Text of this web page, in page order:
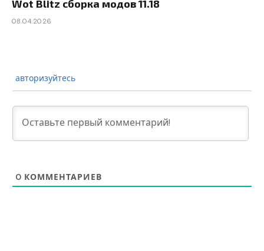
Wot Blitz сборка модов 11.18
08.04.2026
авторизуйтесь
0 КОММЕНТАРИЕВ